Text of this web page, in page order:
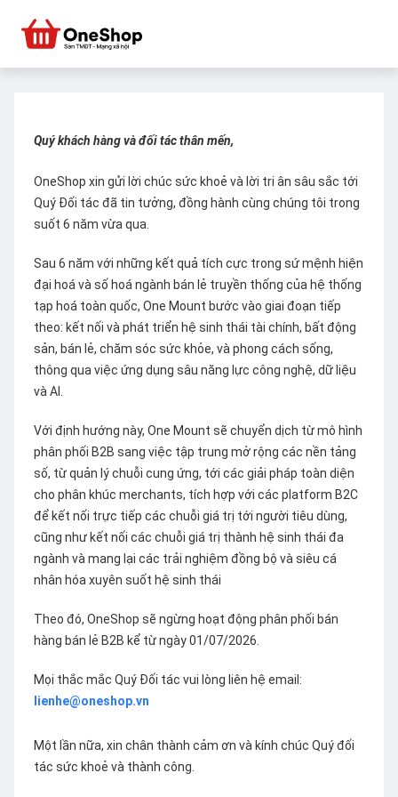
Quý khách hàng và đối tác thân mến,
OneShop xin gửi lời chúc sức khoẻ và lời tri ân sâu sắc tới
Quý Đối tác đã tin tưởng, đồng hành cùng chúng tôi trong
suốt 6 năm vừa qua.
Sau 6 năm với những kết quả tích cực trong sứ mệnh hiện
đại hoá và số hoá ngành bán lẻ truyền thống của hệ thống
tạp hoá toàn quốc, One Mount bước vào giai đoạn tiếp
theo: kết nối và phát triển hệ sinh thái tài chính, bất động
sản, bán lẻ, chăm sóc sức khỏe, và phong cách sống,
thông qua việc ứng dụng sâu năng lực công nghệ, dữ liệu
và AI.
Với định hướng này, One Mount sẽ chuyển dịch từ mô hình
phân phối B2B sang việc tập trung mở rộng các nền tảng
số, từ quản lý chuỗi cung ứng, tới các giải pháp toàn diện
cho phân khúc merchants, tích hợp với các platform B2C
để kết nối trực tiếp các chuỗi giá trị tới người tiêu dùng,
cũng như kết nối các chuỗi giá trị thành hệ sinh thái đa
ngành và mang lại các trải nghiệm đồng bộ và siêu cá
nhân hóa xuyên suốt hệ sinh thái
Theo đó, OneShop sẽ ngừng hoạt động phân phối bán
hàng bán lẻ B2B kể từ ngày 01/07/2026.
Mọi thắc mắc Quý Đối tác vui lòng liên hệ email:
lienhe@oneshop.vn
Một lần nữa, xin chân thành cảm ơn và kính chúc Quý đối
tác sức khoẻ và thành công.